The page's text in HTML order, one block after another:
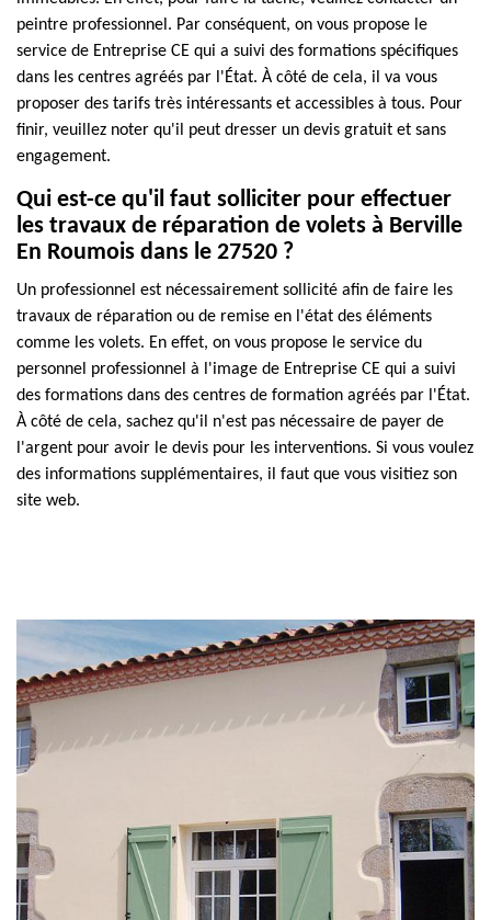
peintre professionnel. Par conséquent, on vous propose le
service de Entreprise CE qui a suivi des formations spécifiques
dans les centres agréés par l'État. À côté de cela, il va vous
proposer des tarifs très intéressants et accessibles à tous. Pour
finir, veuillez noter qu'il peut dresser un devis gratuit et sans
engagement.
Qui est-ce qu'il faut solliciter pour effectuer
les travaux de réparation de volets à Berville
En Roumois dans le 27520 ?
Un professionnel est nécessairement sollicité afin de faire les
travaux de réparation ou de remise en l'état des éléments
comme les volets. En effet, on vous propose le service du
personnel professionnel à l'image de Entreprise CE qui a suivi
des formations dans des centres de formation agréés par l'État.
À côté de cela, sachez qu'il n'est pas nécessaire de payer de
l'argent pour avoir le devis pour les interventions. Si vous voulez
des informations supplémentaires, il faut que vous visitiez son
site web.